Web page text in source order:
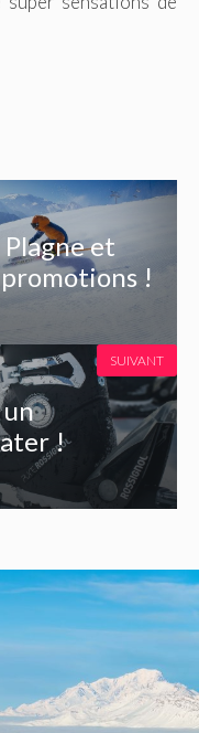
et
!
un
!
SUIVANT